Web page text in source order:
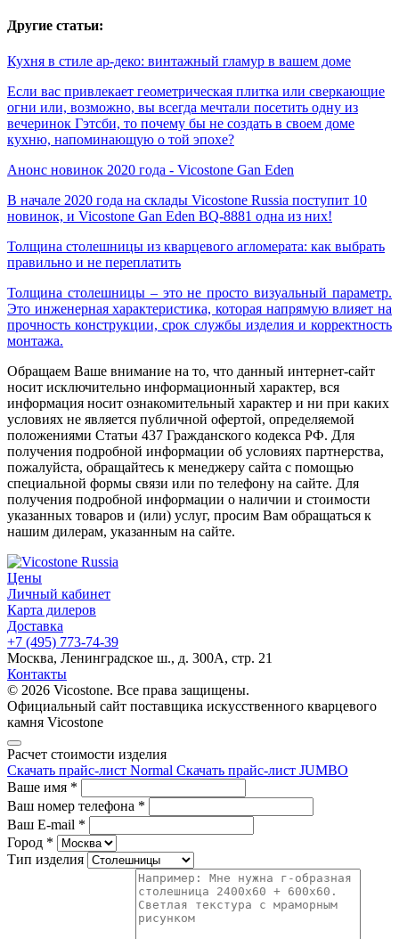
Другие статьи:
Кухня в стиле ар-деко: винтажный гламур в вашем доме
Если вас привлекает геометрическая плитка или сверкающие
огни или, возможно, вы всегда мечтали посетить одну из
вечеринок Гэтсби, то почему бы не создать в своем доме
кухню, напоминающую о той эпохе?
Анонс новинок 2020 года - Vicostone Gan Eden
В начале 2020 года на склады Vicostone Russia поступит 10
новинок, и Vicostone Gan Eden BQ-8881 одна из них!
Толщина столешницы из кварцевого агломерата: как выбрать
правильно и не переплатить
Толщина столешницы – это не просто визуальный параметр.
Это инженерная характеристика, которая напрямую влияет на
прочность конструкции, срок службы изделия и корректность
монтажа.
Обращаем Ваше внимание на то, что данный интернет-сайт
носит исключительно информационный характер, вся
информация носит ознакомительный характер и ни при каких
условиях не является публичной офертой, определяемой
положениями Статьи 437 Гражданского кодекса РФ. Для
получения подробной информации об условиях партнерства,
пожалуйста, обращайтесь к менеджеру сайта с помощью
специальной формы связи или по телефону на сайте. Для
получения подробной информации о наличии и стоимости
указанных товаров и (или) услуг, просим Вам обращаться к
нашим дилерам, указанным на сайте.
Цены
Личный кабинет
Карта дилеров
Доставка
+7 (495) 773-74-39
Москва, Ленинградское ш., д. 300А, стр. 21
Контакты
© 2026 Vicostone. Все права защищены.
Официальный сайт поставщика искусственного кварцевого
камня Vicostone
Расчет стоимости изделия
Скачать прайс-лист Normal Скачать прайс-лист JUMBO
Ваше имя *
Ваш номер телефона *
Ваш E-mail *
Город *
Тип изделия